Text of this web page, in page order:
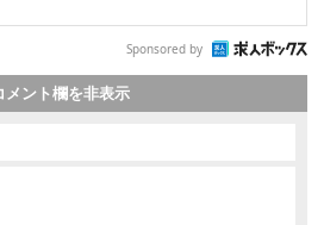
Sponsored by
メント欄を非表示